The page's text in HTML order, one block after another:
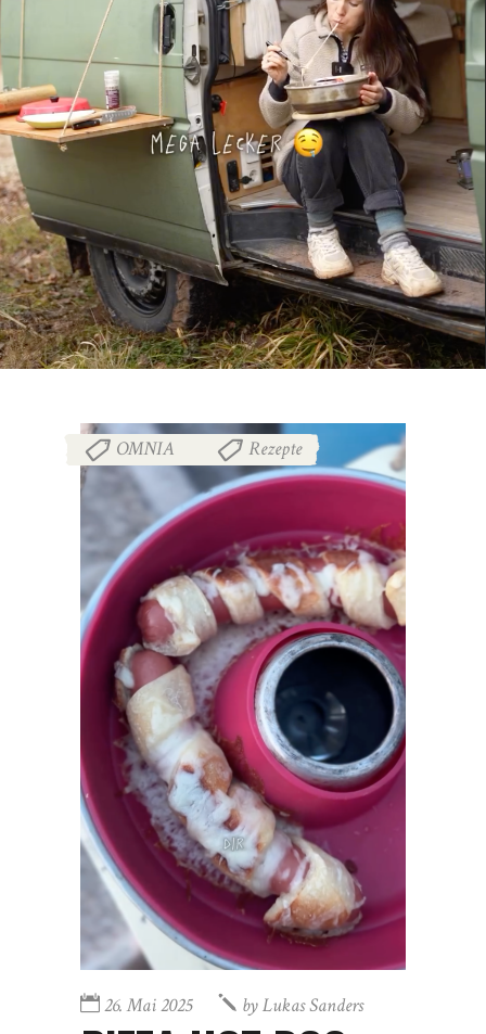
OMNIA Rezepte
26. Mai 2025 byLukas Sanders